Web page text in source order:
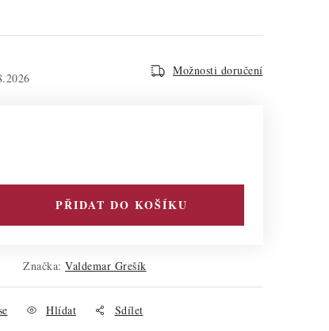
Možnosti doručení
PŘIDAT DO KOŠÍKU
Značka: Valdemar Grešík
Hlídat Sdílet